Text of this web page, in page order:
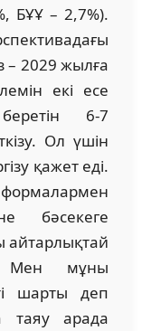
БҰҰ – 2,7%).
– 2029 жылға
екі есе
6-7
Ол үшін
қажет еді.
бәсекеге
айтарлықтай
Мен мұны
шарты деп
таяу арада